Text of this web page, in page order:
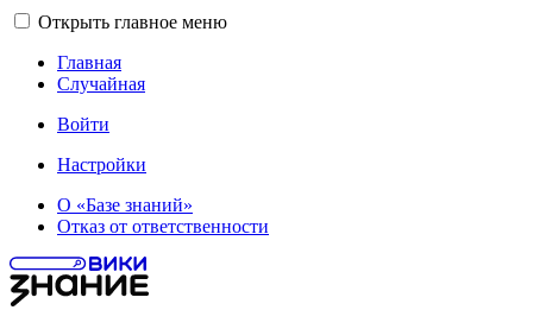
Открыть главное меню
Главная
Случайная
Войти
Настройки
О «Базе знаний»
Отказ от ответственности